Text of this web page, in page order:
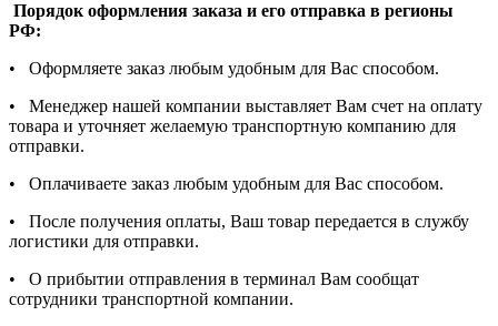
Порядок оформления заказа и его отправка в регионы
РФ:
• Оформляете заказ любым удобным для Вас способом.
• Менеджер нашей компании выставляет Вам счет на оплату
товара и уточняет желаемую транспортную компанию для
отправки.
• Оплачиваете заказ любым удобным для Вас способом.
• После получения оплаты, Ваш товар передается в службу
логистики для отправки.
• О прибытии отправления в терминал Вам сообщат
сотрудники транспортной компании.